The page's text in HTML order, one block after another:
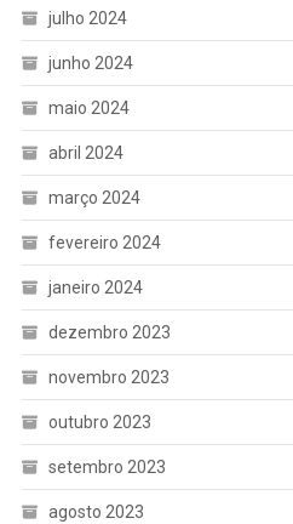
julho 2024
junho 2024
maio 2024
abril 2024
março 2024
fevereiro 2024
janeiro 2024
dezembro 2023
novembro 2023
outubro 2023
setembro 2023
agosto 2023